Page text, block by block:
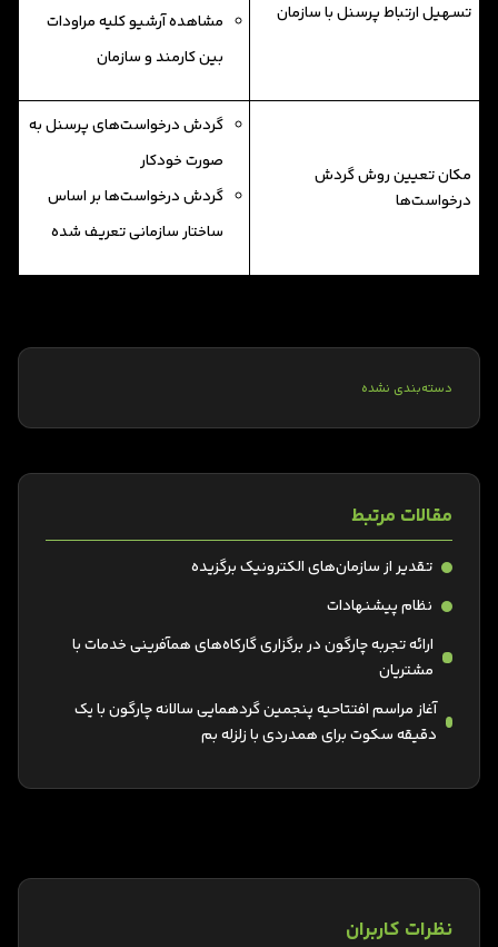
تسهیل ارتباط پرسنل با سازمان
مشاهده آرشیو کلیه مراودات
بین کارمند و سازمان
مکان تعیین روش گردش
درخواست‌ها
گردش درخواست‌های پرسنل به‌
صورت خودکار
گردش درخواست‌ها بر اساس
ساختار سازمانی تعریف شده
دسته‌بندی نشده
مقالات مرتبط
تقدیر از سازمان‌های الکترونیک برگزیده
نظام پیشنهادات
ارائه تجربه چارگون در برگزاری گارکاه‌های همآفرینی خدمات با
مشتریان
آغاز مراسم افتتاحیه پنجمین گردهمایی سالانه چارگون با یک
دقیقه سکوت برای همدردی با زلزله بم
نظرات کاربران